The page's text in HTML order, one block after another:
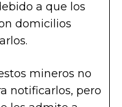
a que los
domicilios
mineros no
notificarlos, pero